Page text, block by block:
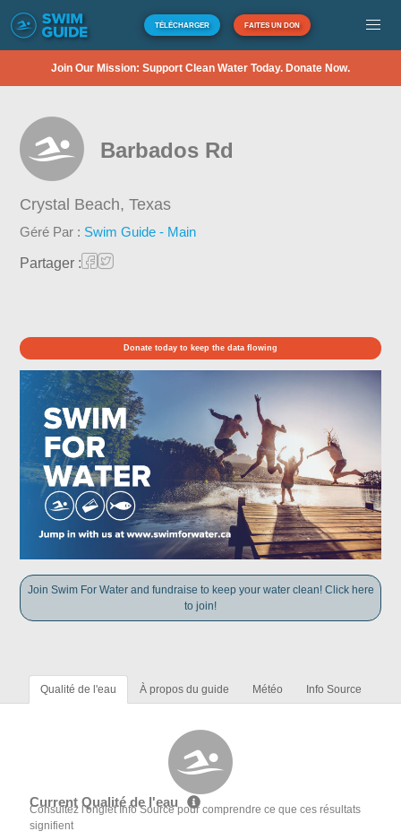
TÉLÉCHARGER FAITES UN DON
Join Our Mission: Support Clean Water Today. Donate Now.
Barbados Rd
Crystal Beach,Texas
Géré Par : Swim Guide - Main
Partager :
Donate today to keep the data flowing
Join Swim For Water and fundraise to keep your water clean! Click here
to join!
Qualité de l'eau À propos du guide Météo Info Source
Current Qualité de l'eau
Consultez l'onglet Info Source pour comprendre ce que ces résultats
signifient